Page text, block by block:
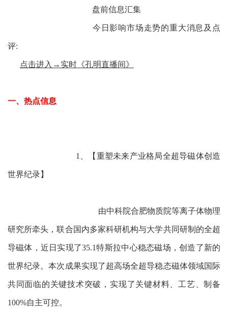
盘前信息汇集
今日影响市场走势的重大消息及点
评:
点击进入→实时《孔明直播间》
一、热点信息
1、【重塑未来产业格局全超导磁体创造
世界纪录】
由中科院合肥物质院等离子体物理
研究所牵头，联合国内多家科研机构与大学共同研制的全超
导磁体，近日实现了35.1特斯拉中心稳态磁场，创造了新的
世界纪录。本次成果实现了超高场全超导稳态磁体领域国际
共同面临的关键技术突破，实现了关键材料、工艺、制备
100%自主可控。